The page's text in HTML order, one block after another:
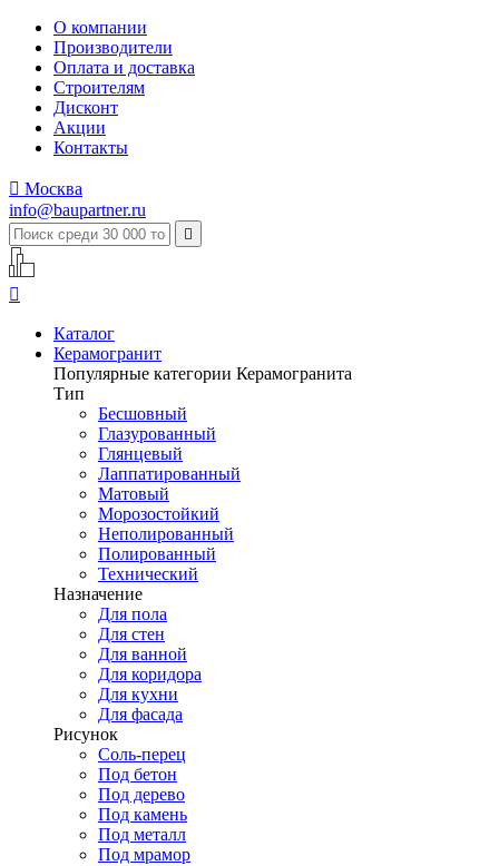
О компании
Производители
Оплата и доставка
Строителям
Дисконт
Акции
Контакты
 Москва
info@baupartner.ru


Каталог
Керамогранит
Популярные категории Керамогранита
Тип
Бесшовный
Глазурованный
Глянцевый
Лаппатированный
Матовый
Морозостойкий
Неполированный
Полированный
Технический
Назначение
Для пола
Для стен
Для ванной
Для коридора
Для кухни
Для фасада
Рисунок
Соль-перец
Под бетон
Под дерево
Под камень
Под металл
Под мрамор